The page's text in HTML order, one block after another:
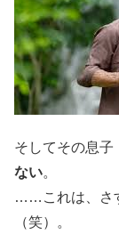
そしてその息子
ない。
……これは、さ
（笑）。